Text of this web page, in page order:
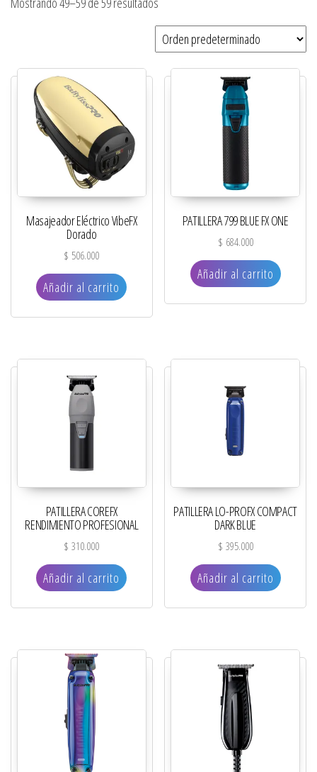
Masajeador Eléctrico VibeFX
Dorado
$ 506.000
Añadir al carrito
PATILLERA 799 BLUE FX ONE
$ 684.000
Añadir al carrito
PATILLERA COREFX
RENDIMIENTO PROFESIONAL
$ 310.000
Añadir al carrito
PATILLERA LO-PROFX COMPACT
DARK BLUE
$ 395.000
Añadir al carrito